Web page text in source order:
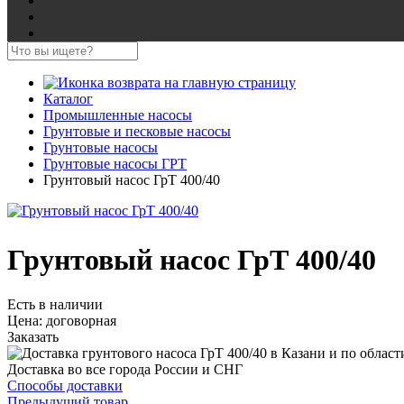
Каталог
Промышленные насосы
Грунтовые и песковые насосы
Грунтовые насосы
Грунтовые насосы ГРТ
Грунтовый насос ГрТ 400/40
Грунтовый насос ГрТ 400/40
Есть в наличии
Цена: договорная
Заказать
Доставка во все города России и СНГ
Способы доставки